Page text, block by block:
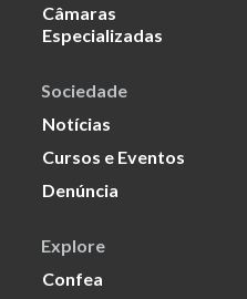
Câmaras
Especializadas
Sociedade
Notícias
Cursos e Eventos
Denúncia
Explore
Confea